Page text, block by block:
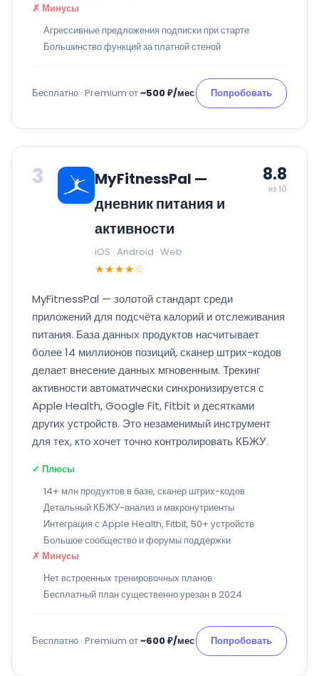
✗ Минусы
Агрессивные предложения подписки при старте
Большинство функций за платной стеной
Бесплатно · Premium от~500 ₽/мес Попробовать
3
MyFitnessPal —
дневник питания и
активности
iOS · Android · Web
★★★★☆
8.8
из 10
MyFitnessPal — золотой стандарт среди
приложений для подсчёта калорий и отслеживания
питания. База данных продуктов насчитывает
более 14 миллионов позиций, сканер штрих-кодов
делает внесение данных мгновенным. Трекинг
активности автоматически синхронизируется с
Apple Health, Google Fit, Fitbit и десятками
других устройств. Это незаменимый инструмент
для тех, кто хочет точно контролировать КБЖУ.
✓ Плюсы
14+ млн продуктов в базе, сканер штрих-кодов
Детальный КБЖУ-анализ и макронутриенты
Интеграция с Apple Health, Fitbit, 50+ устройств
Большое сообщество и форумы поддержки
✗ Минусы
Нет встроенных тренировочных планов
Бесплатный план существенно урезан в 2024
Бесплатно · Premium от~600 ₽/мес Попробовать